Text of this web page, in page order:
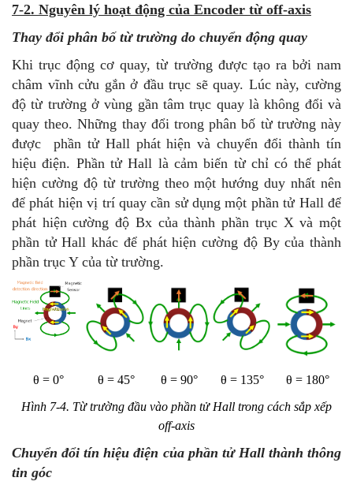
7-2. Nguyên lý hoạt động của Encoder từ off-axis
Thay đổi phân bố từ trường do chuyển động quay
Khi trục động cơ quay, từ trường được tạo ra bởi nam
châm vĩnh cửu gắn ở đầu trục sẽ quay. Lúc này, cường
độ từ trường ở vùng gần tâm trục quay là không đổi và
quay theo. Những thay đổi trong phân bố từ trường này
được phần tử Hall phát hiện và chuyển đổi thành tín
hiệu điện. Phần tử Hall là cảm biến từ chỉ có thể phát
hiện cường độ từ trường theo một hướng duy nhất nên
để phát hiện vị trí quay cần sử dụng một phần tử Hall để
phát hiện cường độ Bx của thành phần trục X và một
phần tử Hall khác để phát hiện cường độ By của thành
phần trục Y của từ trường.
θ = 0° θ = 45° θ = 90° θ = 135°
θ = 180°
Hình 7-4. Từ trường đầu vào phần tử Hall trong cách sắp xếp
off-axis
Chuyển đổi tín hiệu điện của phần tử Hall thành thông
tin góc